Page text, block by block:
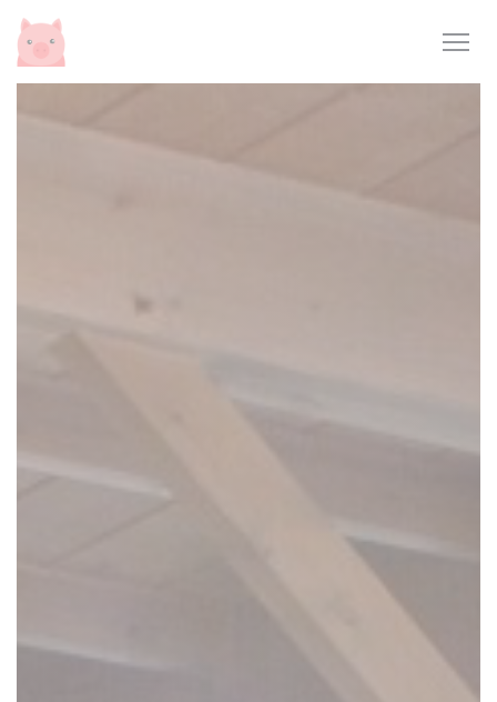
Cookie- hanteringspanel